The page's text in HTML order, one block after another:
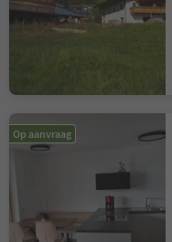
Op aanvraag